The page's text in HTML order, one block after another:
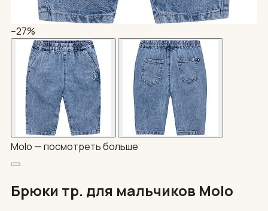
−27%
Molo —посмотреть больше
Брюки тр. для мальчиков Molo